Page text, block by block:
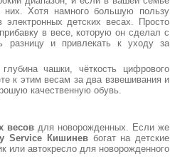
Хотя намного большую пользу
детских весах. Просто
в весе, которую он сделал с
разницу и привлекать к уходу за
чашки, чёткость цифрового
к этим весам за два взвешивания и
качественную обувь.
весов для новорожденных. Если же
Service Кишиневбогат на детские
или автокресло для новорожденного